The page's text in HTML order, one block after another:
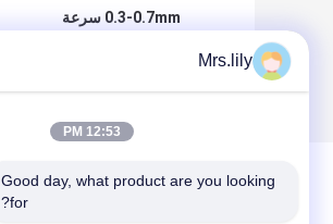
0.3-0.7mm سرعة
Mrs.lily
12:53 PM
Good day, what product are you looking
for?